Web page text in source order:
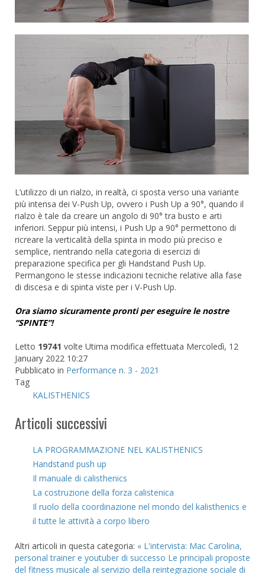
L’utilizzo di un rialzo, in realtà, ci sposta verso una variante
più intensa dei V-Push Up, ovvero i Push Up a 90°, quando il
rialzo è tale da creare un angolo di 90° tra busto e arti
inferiori. Seppur più intensi, i Push Up a 90° permettono di
ricreare la verticalità della spinta in modo più preciso e
semplice, rientrando nella categoria di esercizi di
preparazione specifica per gli Handstand Push Up.
Permangono le stesse indicazioni tecniche relative alla fase
di discesa e di spinta viste per i V-Push Up.
Ora siamo sicuramente pronti per eseguire le nostre
“SPINTE”!
Letto 19741 volte Utima modifica effettuata Mercoledì, 12
January 2022 10:27
Pubblicato in Performance n. 3 - 2021
Tag
KALISTHENICS
Articoli successivi
LA PROGRAMMAZIONE NEL KALISTHENICS
Handstand push up
Il manuale di calisthenics
La costruzione della forza calistenica
Il ruolo della coordinazione nel mondo del kalisthenics e
il tutte le attività a corpo libero
Altri articoli in questa categoria: « L'intervista: Mac Carolina,
personal trainer e youtuber di successo Le principali proposte
del fitness musicale al servizio della reintegrazione sociale di